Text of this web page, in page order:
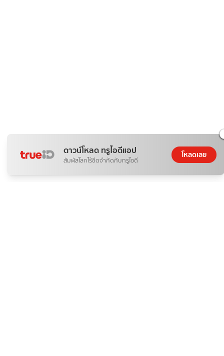
ดาวน์โหลด ทรูไอดีแอป
สัมผัสโลกไร้ขีดจำกัดกับทรูไอดี
โหลดเลย